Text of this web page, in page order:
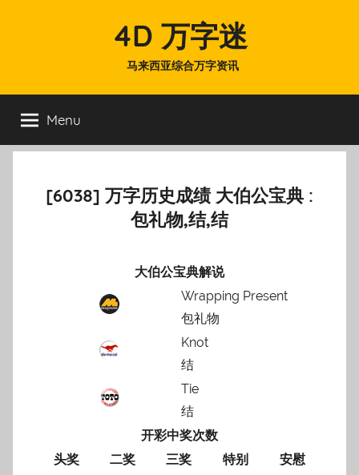
4D 万字迷
马来西亚综合万字资讯
Menu
[6038] 万字历史成绩 大伯公宝典 :
包礼物,结,结
大伯公宝典解说
Wrapping Present
包礼物
Knot
结
Tie
结
开彩中奖次数
头奖
二奖 三奖 特别
安慰